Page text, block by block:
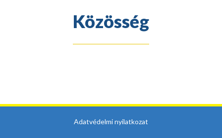
Közösség
Adatvédelmi nyilatkozat